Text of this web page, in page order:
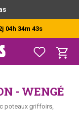
04h 34m 43s
- WENGÉ
poteaux griffoirs,